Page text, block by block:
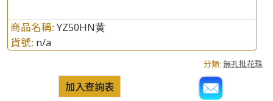
商品名稱: YZ50HN黄
貨號: n/a
分類: 無孔批花珠
加入查詢表